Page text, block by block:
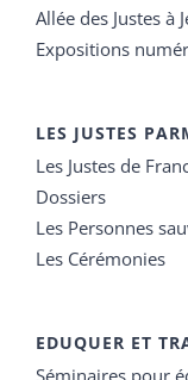
Allée des Justes à
Expositions
LES JUSTES
Les Justes de
Dossiers
Les Personnes
Les Cérémonies
EDUQUER ET
Séminaires pour